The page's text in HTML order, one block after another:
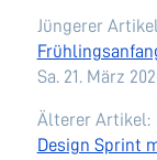
Jüngerer
Sa. 21. März
Älterer Artikel:
Design Sprint